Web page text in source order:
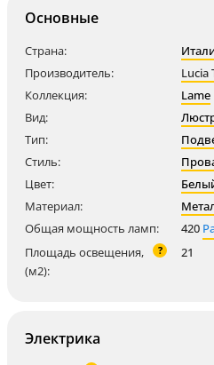
Основные
Страна:
Производитель:
Lucia
Коллекция:
Lame
Вид:
Тип:
Стиль:
Цвет:
Материал:
Общая мощность ламп:
420
Площадь освещения,
(м2):
? 21
Электрика